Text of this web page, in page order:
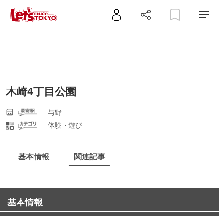
木崎4丁目公園
与野
体験・遊び
基本情報 関連記事
基本情報